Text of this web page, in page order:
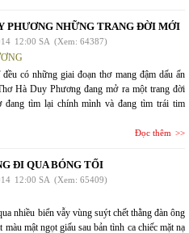
PHƯƠNG NHỮNG TRANG ĐỜI MỚI
12:00 SA (Xem: 64387)
có những giai đoạn thơ mang đậm dấu ấn
Hà Duy Phương đang mở ra một trang đời
đang tìm lại chính mình và đang tìm trái tim
Đọc thêm
ĐI QUA BÓNG TỐI
12:00 SA (Xem: 65409)
nhiều biển vẫy vùng suýt chết thằng đàn ông
màu mật ngọt giấu sau bản tình ca chiếc mặt nạ